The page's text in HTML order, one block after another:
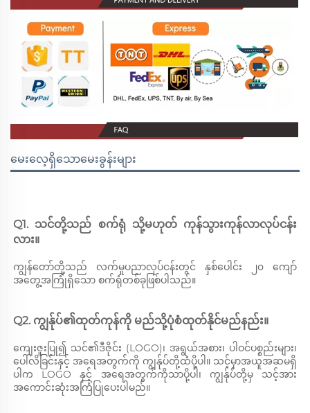
မေးလေ့ရှိသောမေးခွန်းများ
Q1. သင်တို့သည် စက်ရုံ သို့မဟုတ် ကုန်သွားကုန်လာလုပ်ငန်း
လား။
ကျွန်တော်တို့သည် လက်မှုပညာလုပ်ငန်းတွင် နှစ်ပေါင်း ၂၀ ကျော်
အတွေ့အကြုံရှိသော စက်ရုံတစ်ခုဖြစ်ပါသည်။
Q2. ကျွန်ုပ်၏ထုတ်ကုန်ကို မည်သို့ပုံစံထုတ်နိုင်မည်နည်း။
ကျေးဇူးပြု၍ သင်၏ဒီဇိုင်း (LOGO)၊ အရွယ်အစား၊ ပါဝင်ပစ္စည်းများ၊
ပေါ်လိခြင်းနှင့် အရေအတွက်ကို ကျွန်ုပ်တို့ထံပို့ပါ။ သင့်မှာအယူအဆမရှိ
ပါက LOGO နှင့် အရေအတွက်ကိုသာပို့ပါ၊ ကျွန်ုပ်တို့မှ သင့်အား
အကောင်းဆုံးအကြံပြုပေးပါမည်။